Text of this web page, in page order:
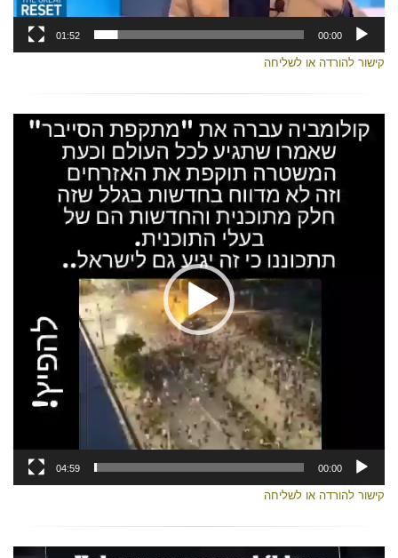
00:00
01:52
קישור להורדה או לשליחה
וידאו
00:00
04:59
קישור להורדה או לשליחה